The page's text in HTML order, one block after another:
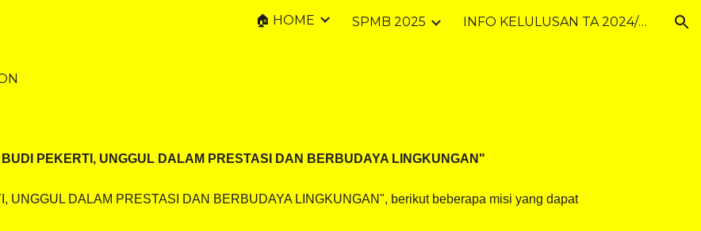
Skip to navigation
🏠 HOME SPMB 2025 INFO KELULUSAN TA 2024/2025
PEKERTI, UNGGUL DALAM PRESTASI DAN BERBUDAYA LINGKUNGAN"
UNGGUL DALAM PRESTASI DAN BERBUDAYA LINGKUNGAN", berikut beberapa misi yang dapat